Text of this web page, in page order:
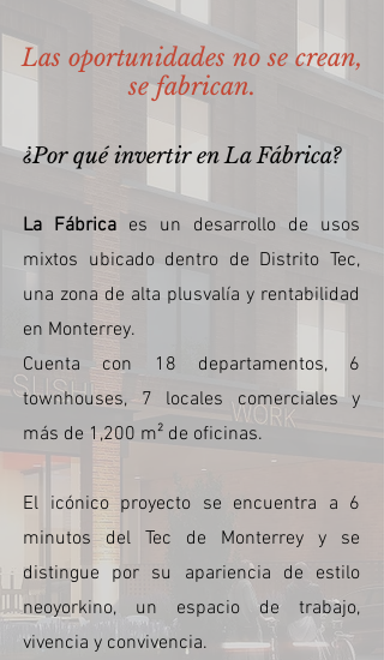
Las oportunidades no se crean,
se fabrican.
¿Por qué invertir en La Fábrica?
La Fábrica es un desarrollo de usos
mixtos ubicado dentro de Distrito Tec,
una zona de alta plusvalía y rentabilidad
en Monterrey.
Cuenta con 18 departamentos, 6
townhouses, 7 locales comerciales y
más de 1,200 m² de oficinas.
El icónico proyecto se encuentra a 6
minutos del Tec de Monterrey y se
distingue por su apariencia de estilo
neoyorkino, un espacio de trabajo,
vivencia y convivencia.